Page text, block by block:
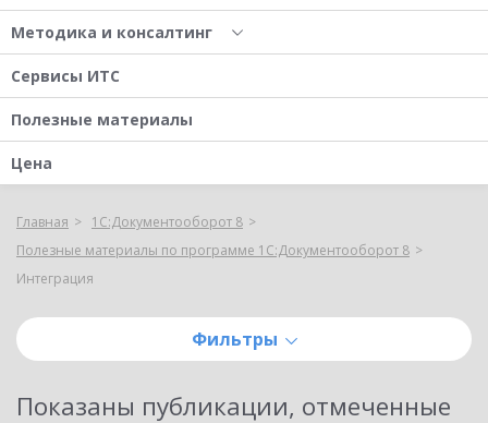
Методика и консалтинг
Сервисы ИТС
Полезные материалы
Цена
Главная
1С:Документооборот 8
Полезные материалы по программе 1С:Документооборот 8
Интеграция
Фильтры
Показаны публикации, отмеченные